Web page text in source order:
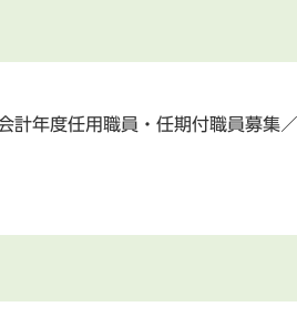
計年度任用職員・任期付職員募集